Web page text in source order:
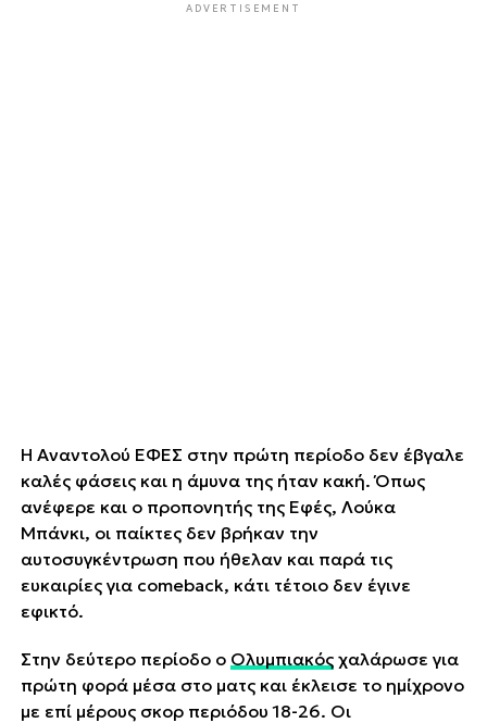
ADVERTISEMENT
Η Αναντολού ΕΦΕΣ στην πρώτη περίοδο δεν έβγαλε
καλές φάσεις και η άμυνα της ήταν κακή. Όπως
ανέφερε και ο προπονητής της Εφές, Λούκα
Μπάνκι, οι παίκτες δεν βρήκαν την
αυτοσυγκέντρωση που ήθελαν και παρά τις
ευκαιρίες για comeback, κάτι τέτοιο δεν έγινε
εφικτό.
Στην δεύτερο περίοδο ο Ολυμπιακόςχαλάρωσε για
πρώτη φορά μέσα στο ματς και έκλεισε το ημίχρονο
με επί μέρους σκορ περιόδου 18-26. Οι